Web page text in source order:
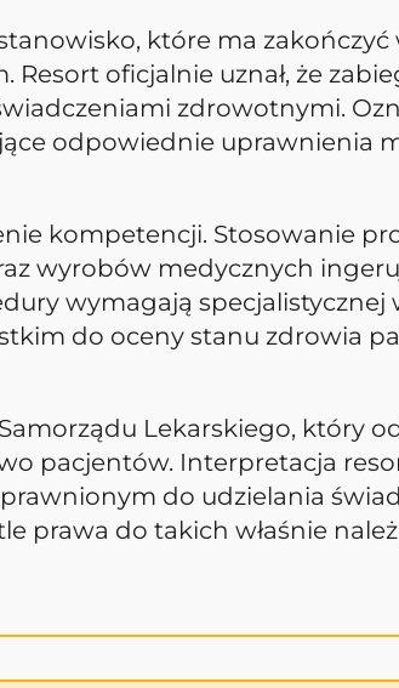
które ma
oficjalnie uznał, że
zdrowotnymi.
odpowiednie uprawnienia
kompetencji. Stosowanie
wyrobów medycznych
wymagają specjalistycznej
do oceny stanu zdrowia
Lekarskiego, który
pacjentów. Interpretacja
do udzielania
prawa do takich właśnie